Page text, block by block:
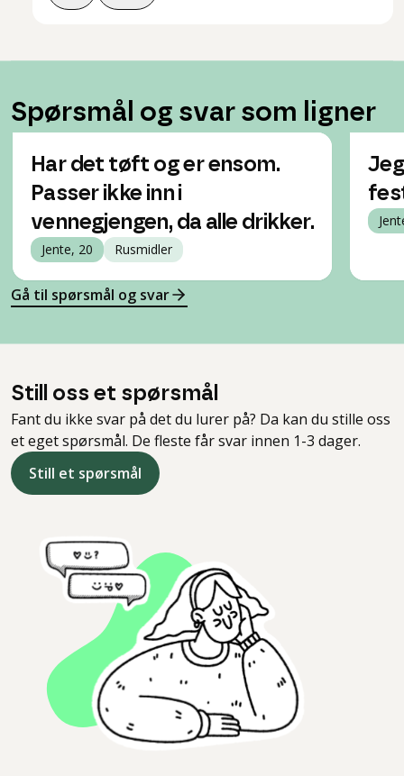
Spørsmål og svar som ligner
Har det tøft og er ensom.
Passer ikke inn i
vennegjengen, da alle drikker.
Jente, 20 Rusmidler
Gå til spørsmål og svar
Still oss et spørsmål
Fant du ikke svar på det du lurer på? Da kan du stille oss
et eget spørsmål. De fleste får svar innen 1-3 dager.
Still et spørsmål